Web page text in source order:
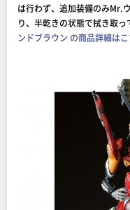
は行わず、追加装備のみMr.
り、半乾きの状態で拭き取っ
ンドブラウン の商品詳細は